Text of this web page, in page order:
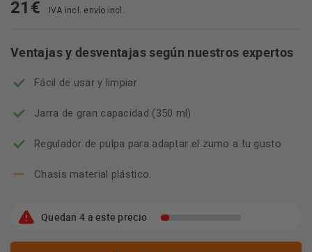
21€ IVA incl. envío incl.
Ventajas y desventajas según nuestros expertos
Fácil de usar y limpiar
Jarra de gran capacidad (350 ml)
Regulador de pulpa para adaptar el zumo a tu gusto
Chasis material plástico.
Quedan 4 a este precio